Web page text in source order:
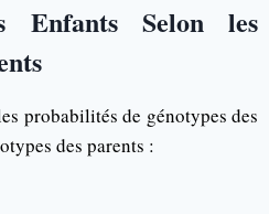
Enfants Selon les
probabilités de génotypes des
des parents :